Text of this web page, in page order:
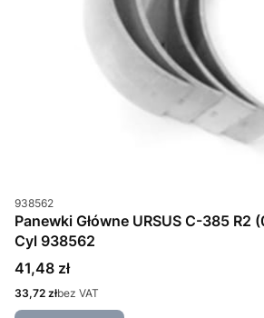
Kod produktu
938562
Panewki Główne URSUS C-385 R2
Cyl 938562
Cena
41,48 zł
Cena
33,72 złbez VAT